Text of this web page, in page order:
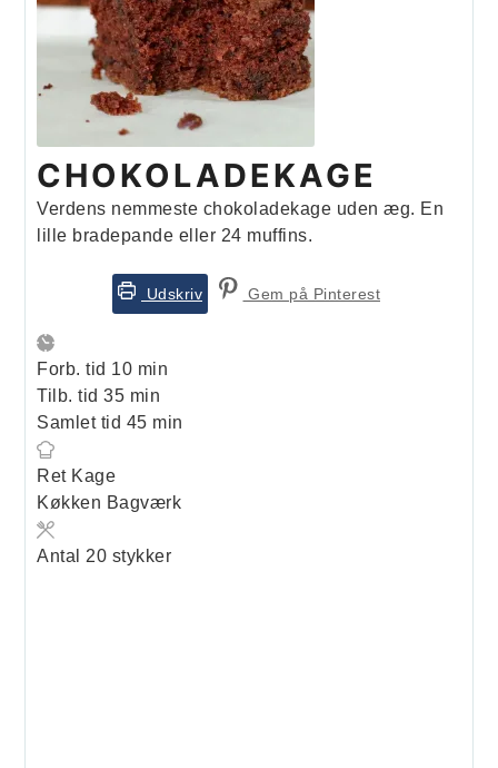
CHOKOLADEKAGE
Verdens nemmeste chokoladekage uden æg. En
lille bradepande eller 24 muffins.
Udskriv Gem på Pinterest
Forb. tid 10minutter
min
Tilb. tid35minutter
min
Samlet tid 45minutter
min
Ret Kage
Køkken Bagværk
Antal 20 stykker